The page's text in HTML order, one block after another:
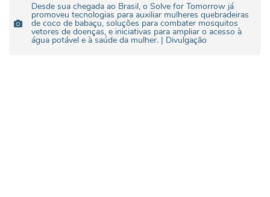
Desde sua chegada ao Brasil, o Solve for Tomorrow já
promoveu tecnologias para auxiliar mulheres quebradeiras
de coco de babaçu, soluções para combater mosquitos
vetores de doenças, e iniciativas para ampliar o acesso à
água potável e à saúde da mulher. | Divulgação